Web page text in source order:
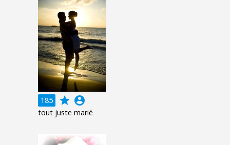
185 grade account_circle
tout juste marié